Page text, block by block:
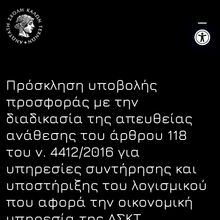
content
Πρόσκληση υποβολής
προσφοράς με την
διαδικασία της απευθείας
ανάθεσης του άρθρου 118
του ν. 4412/2016 για
υπηρεσίες συντήρησης και
υποστήριξης του λογισμικού
που αφορά την οικονομική